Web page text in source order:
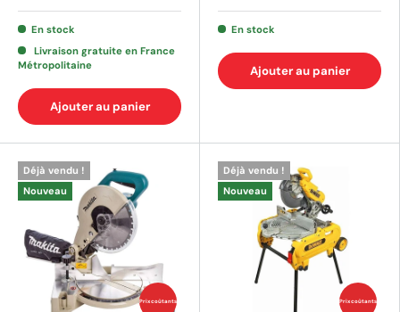
En stock
Livraison gratuite en France
Métropolitaine
Ajouter au panier
En stock
Ajouter au panier
Prix coûtants
Déjà vendu !
Nouveau
Prix coûtants
Déjà vendu !
Nouveau